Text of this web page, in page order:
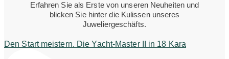
Erfahren Sie als Erste von unseren Neuheiten und
blicken Sie hinter die Kulissen unseres
Juweliergeschäfts.
Den Start meistern. Die Yacht-Master II in 18 Kara